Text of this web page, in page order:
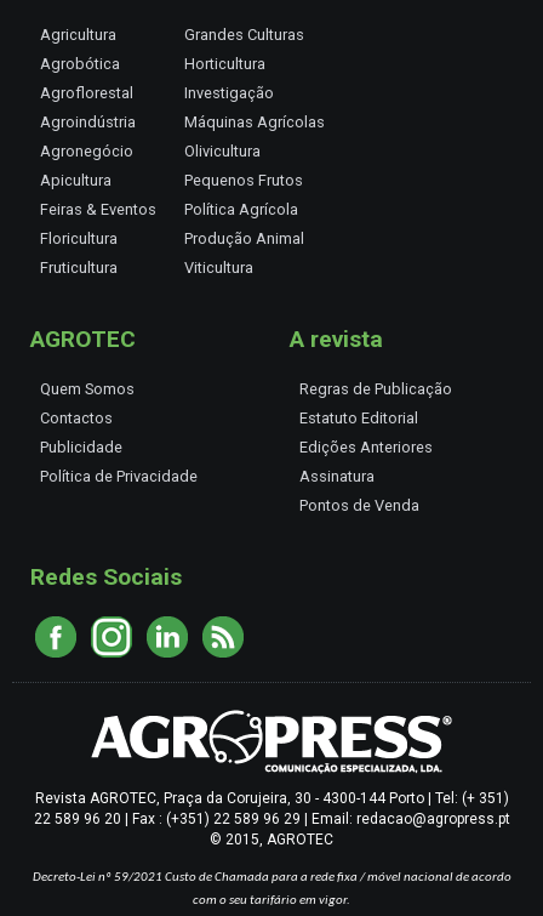
Agricultura
Agrobótica
Agroflorestal
Agroindústria
Agronegócio
Apicultura
Feiras & Eventos
Floricultura
Fruticultura
Grandes Culturas
Horticultura
Investigação
Máquinas Agrícolas
Olivicultura
Pequenos Frutos
Política Agrícola
Produção Animal
Viticultura
AGROTEC
Quem Somos
Contactos
Publicidade
Política de Privacidade
A revista
Regras de Publicação
Estatuto Editorial
Edições Anteriores
Assinatura
Pontos de Venda
Redes Sociais
Revista AGROTEC, Praça da Corujeira, 30 - 4300-144 Porto | Tel: (+ 351)
22 589 96 20 | Fax : (+351) 22 589 96 29 | Email: redacao@agropress.pt
© 2015, AGROTEC
Decreto-Lei nº 59/2021 Custo de Chamada para a rede fixa / móvel nacional de acordo
com o seu tarifário em vigor.